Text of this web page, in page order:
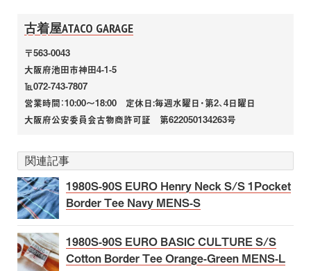
古着屋ATACO GARAGE
〒563-0043
大阪府池田市神田4-1-5
℡072-743-7807
営業時間：10:00～18:00 定休日:毎週水曜日・第2、4日曜日
大阪府公安委員会古物商許可証 第622050134263号
関連記事
1980S-90S EURO Henry Neck S/S 1Pocket
Border Tee Navy MENS-S
1980S-90S EURO BASIC CULTURE S/S
Cotton Border Tee Orange-Green MENS-L